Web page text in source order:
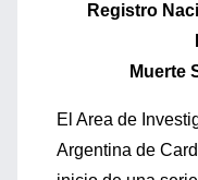
Registro
Muerte
El Area de
Argentina de